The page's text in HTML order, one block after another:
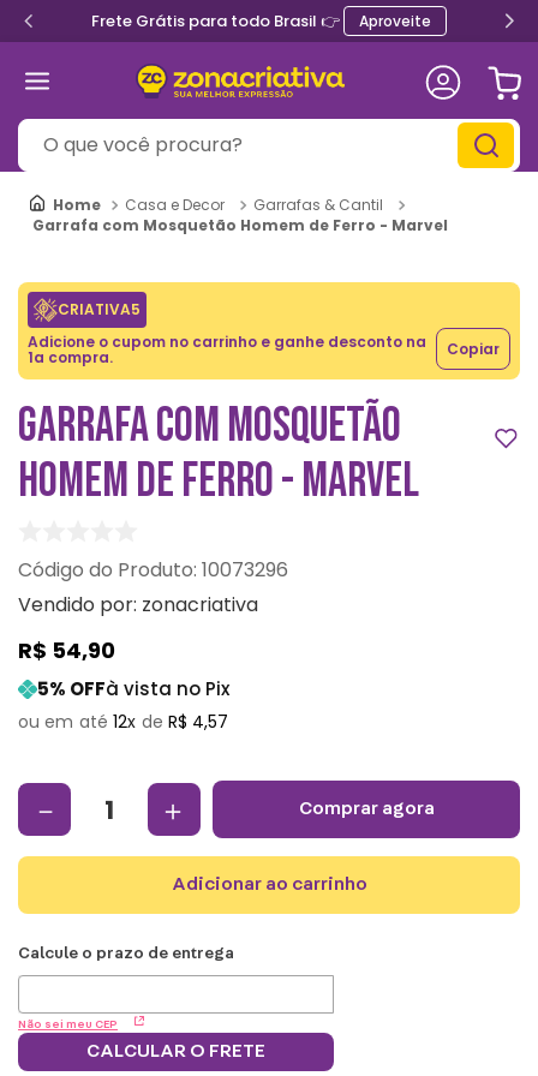
Frete Grátis para todo Brasil 👉 Aproveite
O que você procura?
Casa e Decor
Garrafas & Cantil
Garrafa com Mosquetão Homem de Ferro - Marvel
CRIATIVA5
Adicione o cupom no carrinho e ganhe desconto na
1a compra. Copiar
GARRAFA COM MOSQUETÃO
HOMEM DE FERRO - MARVEL
: 10073296
Vendido por: zonacriativa
R$ 54,90
5% OFFà vista no Pix
12 R$ 4,57
＋
－ comprar agora
adicionar ao carrinho
Não sei meu CEP
CALCULAR O FRETE